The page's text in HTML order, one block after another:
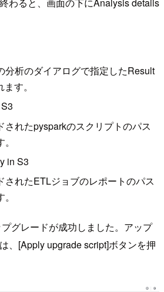
分析のダイアログで指定したResult
す。
されたpysparkのスクリプトのパス
in S3
されたETLジョブのレポートのパス
グレードが成功しました。アップ
、[Apply upgrade script]ボタンを押